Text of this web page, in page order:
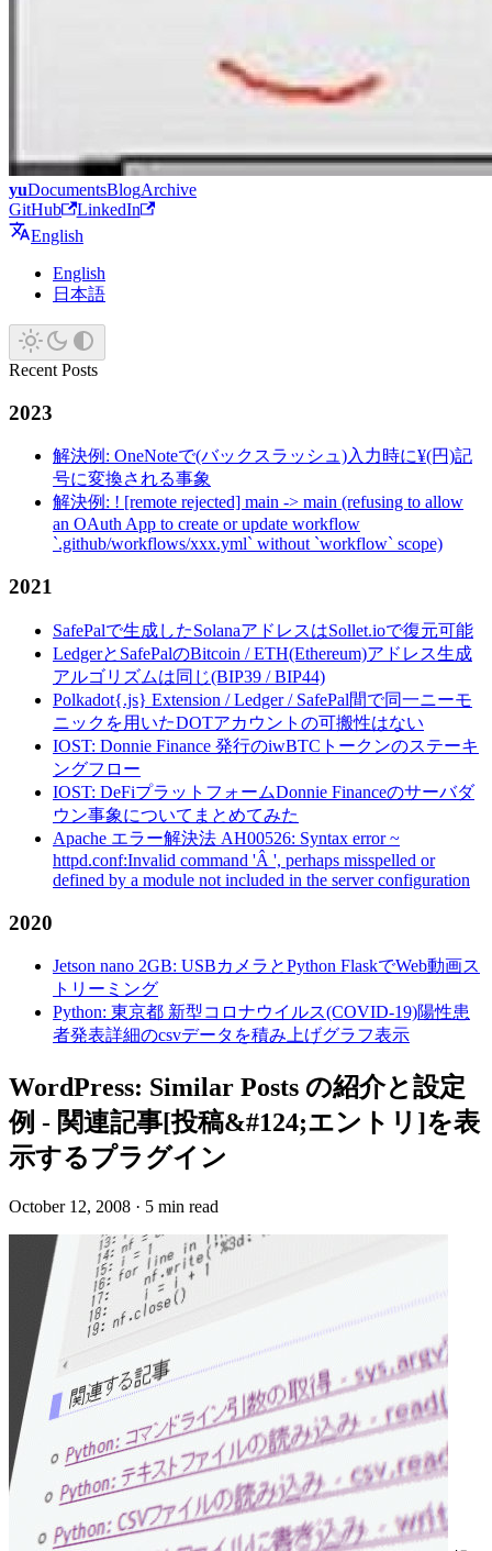
yuDocumentsBlogArchive
GitHub
LinkedIn
English
English
日本語
Recent Posts
2023
解決例: OneNoteで(バックスラッシュ)入力時に¥(円)記
号に変換される事象
解決例: ! [remote rejected] main -> main (refusing to allow
an OAuth App to create or update workflow
`.github/workflows/xxx.yml` without `workflow` scope)
2021
SafePalで生成したSolanaアドレスはSollet.ioで復元可能
LedgerとSafePalのBitcoin / ETH(Ethereum)アドレス生成
アルゴリズムは同じ(BIP39 / BIP44)
Polkadot{.js} Extension / Ledger / SafePal間で同一ニーモ
ニックを用いたDOTアカウントの可搬性はない
IOST: Donnie Finance 発行のiwBTCトークンのステーキ
ングフロー
IOST: DeFiプラットフォームDonnie Financeのサーバダ
ウン事象についてまとめてみた
Apache エラー解決法 AH00526: Syntax error ~
httpd.conf:Invalid command 'Â ', perhaps misspelled or
defined by a module not included in the server configuration
2020
Jetson nano 2GB: USBカメラとPython FlaskでWeb動画ス
トリーミング
Python: 東京都 新型コロナウイルス(COVID-19)陽性患
者発表詳細のcsvデータを積み上げグラフ表示
WordPress: Similar Posts の紹介と設定
例 - 関連記事[投稿&#124;エントリ]を表
示するプラグイン
October 12, 2008 · 5 min read